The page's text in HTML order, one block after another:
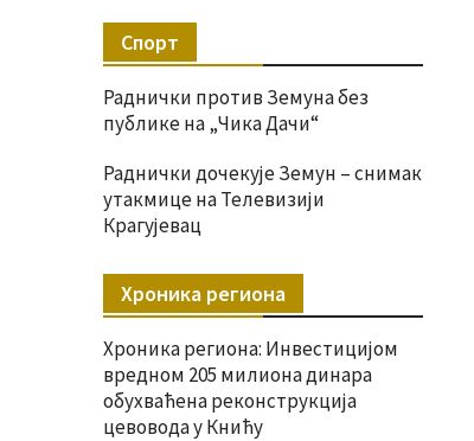
Спорт
Раднички против Земуна без
публике на „Чика Дачи“
Раднички дочекује Земун – снимак
утакмице на Телевизији
Крагујевац
Хроника региона
Хроника региона: Инвестицијом
вредном 205 милиона динара
обухваћена реконструкција
цевовода у Книћу